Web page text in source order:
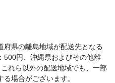
県の離島地域が配送先となる
500円、沖縄県およびその他離
れら以外の配送地域でも、一部
場合がございます。